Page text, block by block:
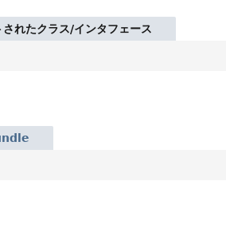
れたクラス/インタフェース